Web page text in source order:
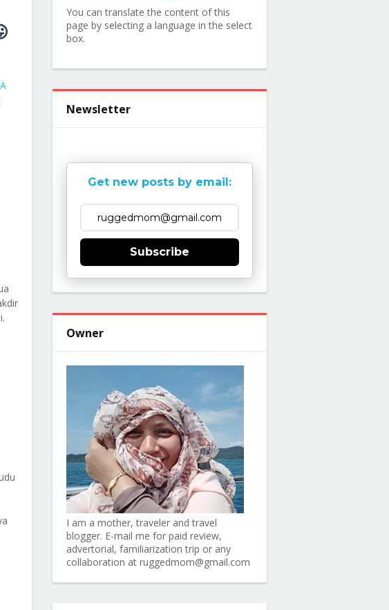
You can translate the content of this
page by selecting a language in the select
box.
Newsletter
Get new posts by email:
Subscribe
Owner
I am a mother, traveler and travel
blogger. E-mail me for paid review,
advertorial, familiarization trip or any
collaboration at ruggedmom@gmail.com